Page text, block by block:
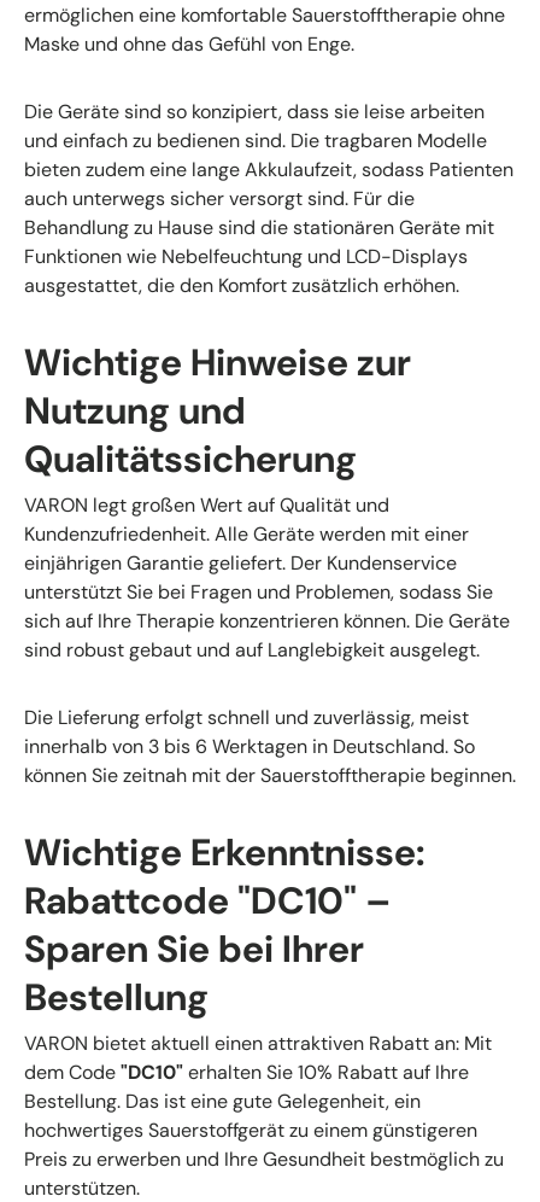
ermöglichen eine komfortable Sauerstofftherapie ohne
Maske und ohne das Gefühl von Enge.
Die Geräte sind so konzipiert, dass sie leise arbeiten
und einfach zu bedienen sind. Die tragbaren Modelle
bieten zudem eine lange Akkulaufzeit, sodass Patienten
auch unterwegs sicher versorgt sind. Für die
Behandlung zu Hause sind die stationären Geräte mit
Funktionen wie Nebelfeuchtung und LCD-Displays
ausgestattet, die den Komfort zusätzlich erhöhen.
Wichtige Hinweise zur
Nutzung und
Qualitätssicherung
VARON legt großen Wert auf Qualität und
Kundenzufriedenheit. Alle Geräte werden mit einer
einjährigen Garantie geliefert. Der Kundenservice
unterstützt Sie bei Fragen und Problemen, sodass Sie
sich auf Ihre Therapie konzentrieren können. Die Geräte
sind robust gebaut und auf Langlebigkeit ausgelegt.
Die Lieferung erfolgt schnell und zuverlässig, meist
innerhalb von 3 bis 6 Werktagen in Deutschland. So
können Sie zeitnah mit der Sauerstofftherapie beginnen.
Wichtige Erkenntnisse:
Rabattcode "DC10" –
Sparen Sie bei Ihrer
Bestellung
VARON bietet aktuell einen attraktiven Rabatt an: Mit
dem Code"DC10"erhalten Sie 10% Rabatt auf Ihre
Bestellung. Das ist eine gute Gelegenheit, ein
hochwertiges Sauerstoffgerät zu einem günstigeren
Preis zu erwerben und Ihre Gesundheit bestmöglich zu
unterstützen.